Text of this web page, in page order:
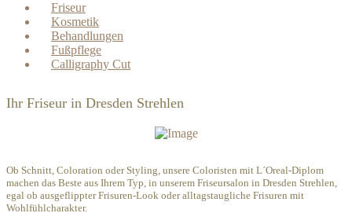
Friseur
Kosmetik
Behandlungen
Fußpflege
Calligraphy Cut
Ihr Friseur in Dresden Strehlen
Ob Schnitt, Coloration oder Styling, unsere Coloristen mit L´Oreal-Diplom
machen das Beste aus Ihrem Typ, in unserem Friseursalon in Dresden Strehlen,
egal ob ausgeflippter Frisuren-Look oder alltagstaugliche Frisuren mit
Wohlfühlcharakter.